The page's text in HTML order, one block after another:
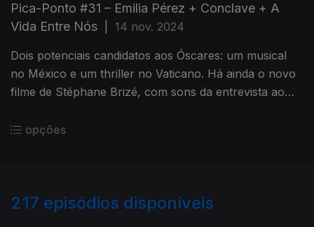
Pica-Ponto #31 – Emilia Pérez + Conclave + A
Vida Entre Nós
14 nov. 2024
Dois potenciais candidatos aos Óscares: um musical
no México e um thriller no Vaticano. Há ainda o novo
filme de Stéphane Brizé, com sons da entrevista ao
Português.
opções
217 episódios disponíveis